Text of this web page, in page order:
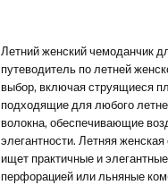
Летний женский чемоданчик
путеводитель по летней
выбор, включая струящиеся
подходящие для любого
волокна, обеспечивающие
элегантности. Летняя
ищет практичные и
перфорацией или льняные